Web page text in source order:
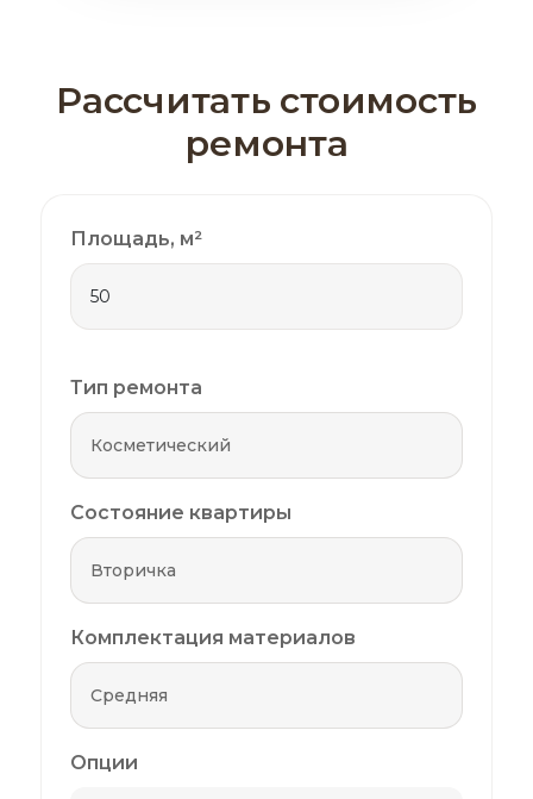
Рассчитать стоимость
ремонта
Площадь, м²
Тип ремонта
Состояние квартиры
Комплектация материалов
Опции